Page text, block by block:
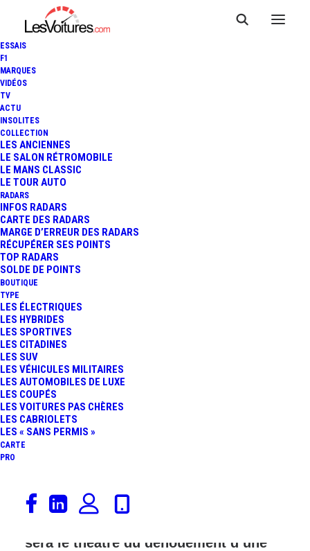
ESSAIS
F1
MARQUES
VIDÉOS
TV
ACTU
INSOLITES
COLLECTION
LES ANCIENNES
LE SALON RÉTROMOBILE
LE MANS CLASSIC
LE TOUR AUTO
RADARS
INFOS RADARS
CARTE DES RADARS
MARGE D’ERREUR DES RADARS
RÉCUPÉRER SES POINTS
TOP RADARS
SOLDE DE POINTS
BOUTIQUE
TYPE
LES ÉLECTRIQUES
LES HYBRIDES
LES SPORTIVES
LES CITADINES
LES SUV
LES VÉHICULES MILITAIRES
LES AUTOMOBILES DE LUXE
LES COUPÉS
LES VOITURES PAS CHÈRES
LES CABRIOLETS
LES « SANS PERMIS »
CARTE
PRO
F1 : LE PROGRAMME DU GP
D'ABU DHABI 2025, QUI SERA
CHAMPION DU MONDE ?
3 Minutes |
Le suspense est total pour le final du
Championnat du Monde de Formule 1.
sera le théâtre du dénouement d’une